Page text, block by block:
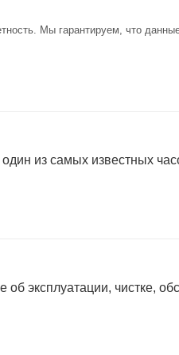
Мы гарантируем, что
из самых известных
об эксплуатации, чистке,